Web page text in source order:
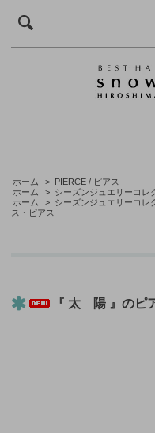
ホーム > PIERCE / ピアス
ホーム
> シーズンジュエリーコレ
ホーム
> シーズンジュエリーコレ
ス・ピアス
『 太 陽 』のピ